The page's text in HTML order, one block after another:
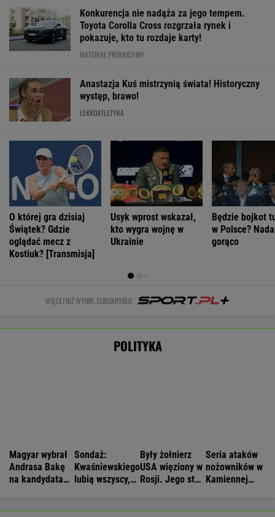
WIĘCEJ NIŻ WYNIK. SUBSKRYBUJ
POLITYKA
Magyar wybrał
Andrasa Bakę
na kandydata
na prezydenta
Węgier
Sondaż:
Kwaśniewskiego
lubią wszyscy,
Dudę
praktycznie nikt
Były żołnierz
USA więziony w
Rosji. Jego stan
jest krytyczny
Seria ataków
nożowników w
Kamiennej
Górze. Nowe
informacje
WIADOMOŚCI
dwóch nastolatków
Nie będzie nowej umowy TVP z Kościołem.